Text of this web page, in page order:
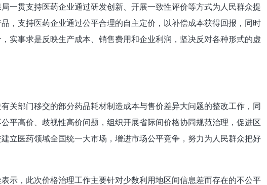
一贯支持医药企业通过研发创新、开展一致性评价等方式为人民群众提
，支持医药企业通过公平合理的自主定价，以补偿成本获得回报，同时
实事求是反映生产成本、销售费用和企业利润，坚决反对各种形式的虚
关部门移交的部分药品耗材制造成本与售价差异大问题的整改工作，同
平高价、歧视性高价问题，组织开展省际间价格协同规范治理，促进区
立医药领域全国统一大市场，增进市场公平竞争，努力为人民群众把好
示，此次价格治理工作主要针对少数利用地区间信息差而存在的不公平